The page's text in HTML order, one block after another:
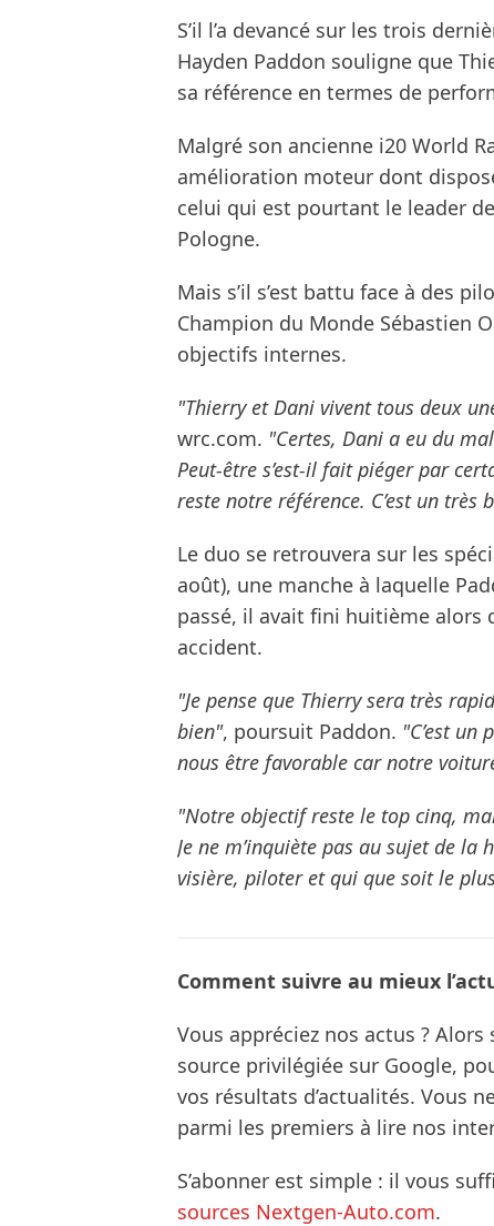
S’il l’a devancé sur les trois
Hayden Paddon souligne que
sa référence en termes de
Malgré son ancienne i20 World
amélioration moteur dont
celui qui est pourtant le leader
Pologne.
Mais s’il s’est battu face à des
Champion du Monde Sébastien
objectifs internes.
"Thierry et Dani vivent tous deux
wrc.com. "Certes, Dani a eu du
Peut-être s’est-il fait piéger par
reste notre référence. C’est un
Le duo se retrouvera sur les
août), une manche à laquelle
passé, il avait fini huitième alors
accident.
"Je pense que Thierry sera très
bien", poursuit Paddon. "C’est un
nous être favorable car notre
"Notre objectif reste le top cinq,
Je ne m’inquiète pas au sujet de la
visière, piloter et qui que soit le
Comment suivre au mieux
Vous appréciez nos actus ?
source privilégiée sur Google,
vos résultats d’actualités. Vous
parmi les premiers à lire nos
S’abonner est simple : il vous
sources Nextgen-Auto.com.